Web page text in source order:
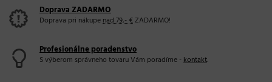
Doprava ZADARMO
Doprava pri nákupenad 79,- €ZADARMO!
Profesionálne poradenstvo
S výberom správneho tovaru Vám poradíme -kontakt.